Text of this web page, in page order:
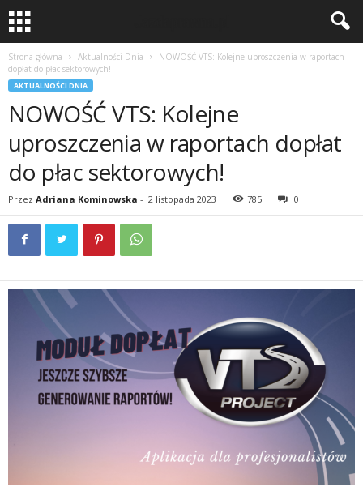
Strona główna Aktualności Dnia
NOWOŚĆ VTS: Kolejne uproszczenia w raportach
dopłat do płac sektorowych!
AKTUALNOŚCI DNIA
NOWOŚĆ VTS: Kolejne
uproszczenia w raportach dopłat
do płac sektorowych!
Przez Adriana Kominowska - 2 listopada 2023 785 0